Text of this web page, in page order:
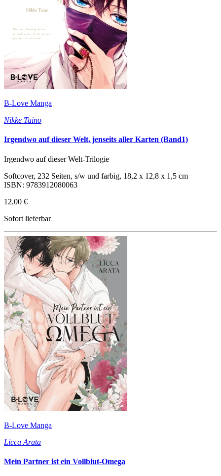
B-Love Manga
Nikke Taino
Irgendwo auf dieser Welt, jenseits aller Karten (Band1)
Irgendwo auf dieser Welt-Trilogie
Softcover, 232 Seiten, s/w und farbig, 18,2 x 12,8 x 1,5 cm
ISBN: 9783912080063
12,00 €
Sofort lieferbar
B-Love Manga
Licca Arata
Mein Partner ist ein Vollblut-Omega